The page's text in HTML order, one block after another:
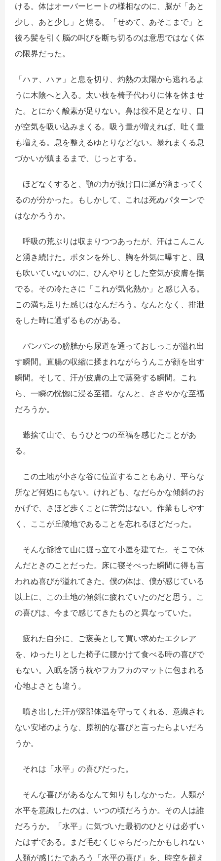
ける。体はオーバーヒートの様相なのに、脳が「あと
少し、あと少し」と煽る。「せめて、あそこまで」と
後ろ髪を引く脳の叫びを断ち切るのは意思ではなく体
の限界だった。
「ハァ、ハァ」と息を切り、灼熱の太陽から逃れるよ
うに木陰へと入る。太い枝を椅子代わりに体を休ませ
た。とにかく酸素が足りない。鼻は役不足となり、口
が空気を吸い込みまくる。吸う量が増えれば、吐く量
も増える。息を整えるゆとりなどない。暴れまくる息
づかいが鎮まるまで、じっとする。
ほどなくすると、顎の力が抜け口に涎が溜まってく
るのが分かった。もしかして、これは死ぬパターンで
はなかろうか。
呼吸の荒ぶりは収まりつつあったが、汗はこんこん
と湧き続けた。ボタンを外し、胸を外気に曝すと、風
も吹いていないのに、ひんやりとした空気が皮膚を撫
でる。その冷たさに「これが気化熱か」と感じ入る。
この満ち足りた感じはなんだろう。なんとなく、排泄
をした時に通ずるものがある。
パンパンの膀胱から尿道を通っておしっこが溢れ出
す瞬間。直腸の収縮に揉まれながらうんこが顔を出す
瞬間。そして、汗が皮膚の上で蒸発する瞬間。これ
ら、一瞬の恍惚に浸る至福。なんと、ささやかな至福
だろうか。
爺捨て山で、もうひとつの至福を感じたことがあ
る。
この土地が小さな谷に位置することもあり、平らな
所など何処にもない。けれども、なだらかな傾斜のお
かげで、さほど歩くことに苦労はない。作業もしやす
く、ここが丘陵地であることを忘れるほどだった。
そんな爺捨て山に掘っ立て小屋を建てた。そこで休
んだときのことだった。床に寝そべった瞬間に得も言
われぬ喜びが溢れてきた。僕の体は、僕が感じている
以上に、この土地の傾斜に疲れていたのだと思う。こ
の喜びは、今まで感じてきたものと異なっていた。
疲れた自分に、ご褒美として買い求めたエクレア
を、ゆったりとした椅子に腰かけて食べる時の喜びで
もない。入眠を誘う枕やフカフカのマットに包まれる
心地よさとも違う。
噴き出した汗が深部体温を守ってくれる、意識され
ない安堵のような、原初的な喜びと言ったらよいだろ
うか。
それは「水平」の喜びだった。
そんな喜びがあるなんて知りもしなかった。人類が
水平を意識したのは、いつの頃だろうか。その人は誰
だろうか。「水平」に気づいた最初のひとりは必ずい
たはずである。まだ毛むくじゃらだったかもしれない
人類が感じたであろう「水平の喜び」を、時空を超え